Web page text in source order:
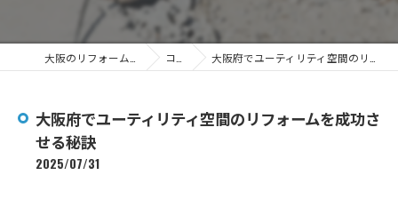
コラム 大阪府でユーティリティ空間のリフォームを成功させる秘訣
大阪府でユーティリティ空間のリフォームを成功さ
せる秘訣
2025/07/31